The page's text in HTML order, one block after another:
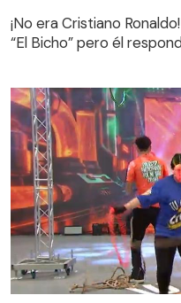
¡No era Cristiano
“El Bicho” pero él